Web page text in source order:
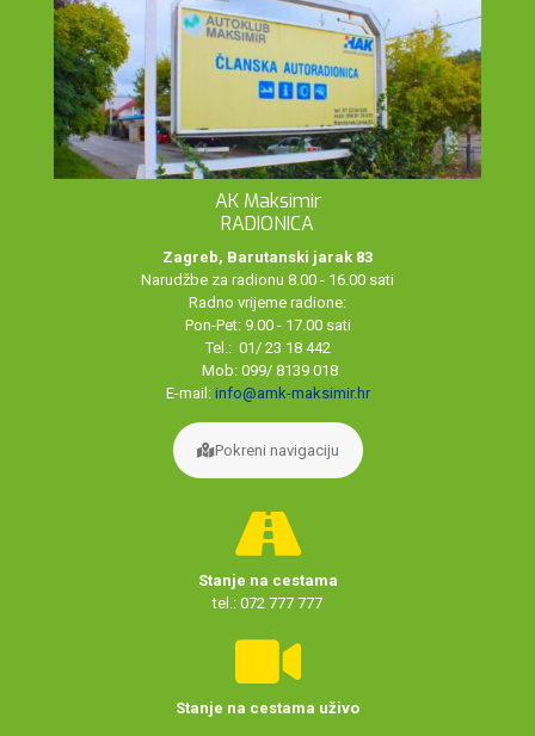
AK Maksimir
RADIONICA
Zagreb, Barutanski jarak 83
Narudžbe za radionu 8.00 - 16.00 sati
Radno vrijeme radione:
Pon-Pet: 9.00 - 17.00 sati
Tel.: 01/ 23 18 442
Mob: 099/ 8139 018
E-mail: info@amk-maksimir.hr
Pokreni navigaciju
Stanje na cestama
tel.: 072 777 777
Stanje na cestama uživo